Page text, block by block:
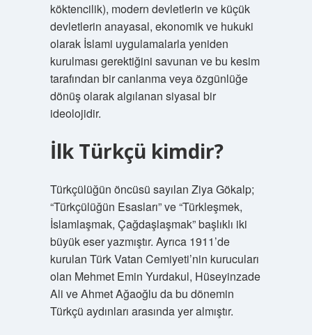
köktencilik), modern devletlerin ve küçük
devletlerin anayasal, ekonomik ve hukuki
olarak İslami uygulamalarla yeniden
kurulması gerektiğini savunan ve bu kesim
tarafından bir canlanma veya özgünlüğe
dönüş olarak algılanan siyasal bir
ideolojidir.
İlk Türkçü kimdir?
Türkçülüğün öncüsü sayılan Ziya Gökalp;
“Türkçülüğün Esasları” ve “Türkleşmek,
İslamlaşmak, Çağdaşlaşmak” başlıklı iki
büyük eser yazmıştır. Ayrıca 1911’de
kurulan Türk Vatan Cemiyeti’nin kurucuları
olan Mehmet Emin Yurdakul, Hüseyinzade
Ali ve Ahmet Ağaoğlu da bu dönemin
Türkçü aydınları arasında yer almıştır.